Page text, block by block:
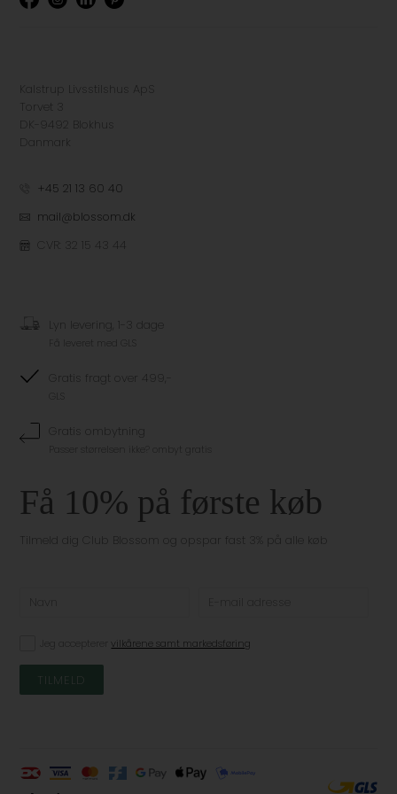
Kalstrup Livsstilshus ApS
Torvet 3
DK-9492 Blokhus
Danmark
+45 21 13 60 40
mail@blossom.dk
CVR: 32 15 43 44
Lyn levering, 1-3 dage
Få leveret med GLS
Gratis fragt over 499,-
Gratis ombytning
Passer størrelsen ikke? ombyt gratis
Få 10% på første køb
Tilmeld dig Club Blossom og opspar fast 3% på alle køb
Jeg accepterervilkårene samt markedsføring